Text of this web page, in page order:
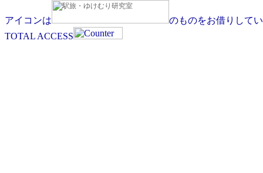
アイコンは
のものをお借りして
TOTAL ACCESS